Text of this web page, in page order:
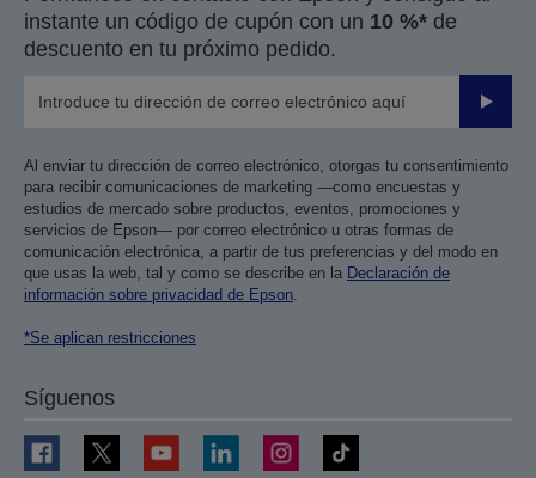
instante un código de cupón con un 10 %* de
descuento en tu próximo pedido.
Enviar
Al enviar tu dirección de correo electrónico, otorgas tu consentimiento
para recibir comunicaciones de marketing —como encuestas y
estudios de mercado sobre productos, eventos, promociones y
servicios de Epson— por correo electrónico u otras formas de
comunicación electrónica, a partir de tus preferencias y del modo en
que usas la web, tal y como se describe en la Declaración de
información sobre privacidad de Epson
*Se aplican restricciones
Síguenos